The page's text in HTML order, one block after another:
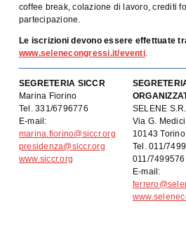
coffee break, colazione di lavoro, crediti
partecipazione.
Le iscrizioni devono essere effettuate
www.selenecongressi.it/eventi.
SEGRETERIA SICCR
Marina Fiorino
Tel. 331/6796776
E-mail:
marina.fiorino@siccr.org
presidenza@siccr.org
www.siccr.org
SELENE
Via G.
10143 Torino
Tel. 011/
011/7499576
E-mail: